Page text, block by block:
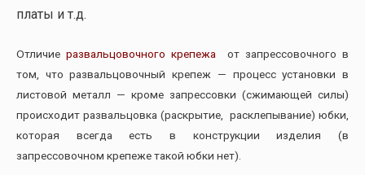
платы и т.д.
Отличие развальцовочного крепежа от запрессовочного в
том, что развальцовочный крепеж — процесс установки в
листовой металл — кроме запрессовки (сжимающей силы)
происходит развальцовка (раскрытие, расклепывание) юбки,
которая всегда есть в конструкции изделия (в
запрессовочном крепеже такой юбки нет).